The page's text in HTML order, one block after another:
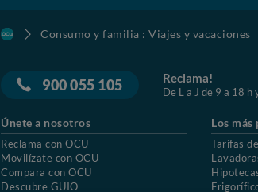
Consumo y familia : Viajes y vacaciones
900 055 105 Reclama!
De L a J de 9 a 18 h
Únete a nosotros
Reclama con OCU
Movilízate con OCU
Compara con OCU
Descubre GUIO
Los más
Tarifas